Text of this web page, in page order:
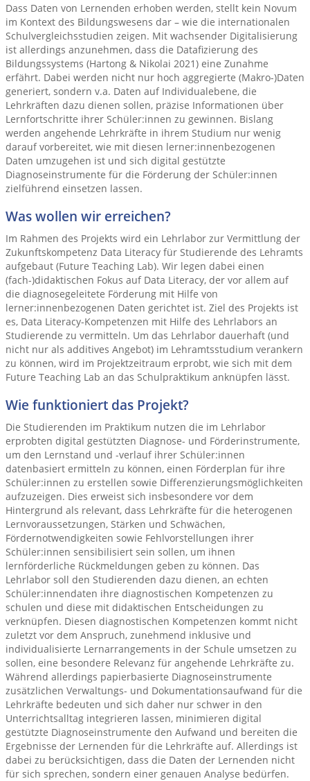
Dass Daten von Lernenden erhoben werden, stellt kein Novum
im Kontext des Bildungswesens dar – wie die internationalen
Schulvergleichsstudien zeigen. Mit wachsender Digitalisierung
ist allerdings anzunehmen, dass die Datafizierung des
Bildungssystems (Hartong & Nikolai 2021) eine Zunahme
erfährt. Dabei werden nicht nur hoch aggregierte (Makro-)Daten
generiert, sondern v.a. Daten auf Individualebene, die
Lehrkräften dazu dienen sollen, präzise Informationen über
Lernfortschritte ihrer Schüler:innen zu gewinnen. Bislang
werden angehende Lehrkräfte in ihrem Studium nur wenig
darauf vorbereitet, wie mit diesen lerner:innenbezogenen
Daten umzugehen ist und sich digital gestützte
Diagnoseinstrumente für die Förderung der Schüler:innen
zielführend einsetzen lassen.
Was wollen wir erreichen?
Im Rahmen des Projekts wird ein Lehrlabor zur Vermittlung der
Zukunftskompetenz Data Literacy für Studierende des Lehramts
aufgebaut (Future Teaching Lab). Wir legen dabei einen
(fach-)didaktischen Fokus auf Data Literacy, der vor allem auf
die diagnosegeleitete Förderung mit Hilfe von
lerner:innenbezogenen Daten gerichtet ist. Ziel des Projekts ist
es, Data Literacy-Kompetenzen mit Hilfe des Lehrlabors an
Studierende zu vermitteln. Um das Lehrlabor dauerhaft (und
nicht nur als additives Angebot) im Lehramtsstudium verankern
zu können, wird im Projektzeitraum erprobt, wie sich mit dem
Future Teaching Lab an das Schulpraktikum anknüpfen lässt.
Wie funktioniert das Projekt?
Die Studierenden im Praktikum nutzen die im Lehrlabor
erprobten digital gestützten Diagnose- und Förderinstrumente,
um den Lernstand und -verlauf ihrer Schüler:innen
datenbasiert ermitteln zu können, einen Förderplan für ihre
Schüler:innen zu erstellen sowie Differenzierungsmöglichkeiten
aufzuzeigen. Dies erweist sich insbesondere vor dem
Hintergrund als relevant, dass Lehrkräfte für die heterogenen
Lernvoraussetzungen, Stärken und Schwächen,
Fördernotwendigkeiten sowie Fehlvorstellungen ihrer
Schüler:innen sensibilisiert sein sollen, um ihnen
lernförderliche Rückmeldungen geben zu können. Das
Lehrlabor soll den Studierenden dazu dienen, an echten
Schüler:innendaten ihre diagnostischen Kompetenzen zu
schulen und diese mit didaktischen Entscheidungen zu
verknüpfen. Diesen diagnostischen Kompetenzen kommt nicht
zuletzt vor dem Anspruch, zunehmend inklusive und
individualisierte Lernarrangements in der Schule umsetzen zu
sollen, eine besondere Relevanz für angehende Lehrkräfte zu.
Während allerdings papierbasierte Diagnoseinstrumente
zusätzlichen Verwaltungs- und Dokumentationsaufwand für die
Lehrkräfte bedeuten und sich daher nur schwer in den
Unterrichtsalltag integrieren lassen, minimieren digital
gestützte Diagnoseinstrumente den Aufwand und bereiten die
Ergebnisse der Lernenden für die Lehrkräfte auf. Allerdings ist
dabei zu berücksichtigen, dass die Daten der Lernenden nicht
für sich sprechen, sondern einer genauen Analyse bedürfen.